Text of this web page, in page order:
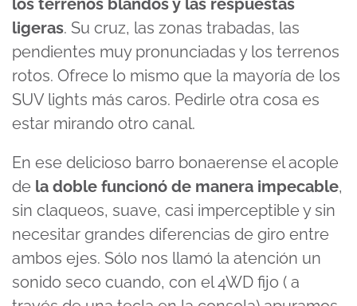
los terrenos blandos y las respuestas
ligeras. Su cruz, las zonas trabadas, las
pendientes muy pronunciadas y los terrenos
rotos. Ofrece lo mismo que la mayoría de los
SUV lights más caros. Pedirle otra cosa es
estar mirando otro canal.
En ese delicioso barro bonaerense el acople
de la doble funcionó de manera impecable,
sin claqueos, suave, casi imperceptible y sin
necesitar grandes diferencias de giro entre
ambos ejes. Sólo nos llamó la atención un
sonido seco cuando, con el 4WD fijo ( a